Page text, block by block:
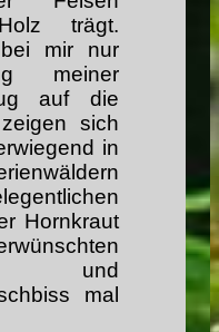
trägt.
mir nur
meiner
auf die
sich
in
Hornkraut
und
mal